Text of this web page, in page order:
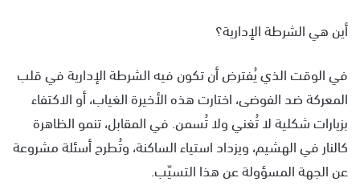
أين هي الشرطة الإدارية؟
في الوقت الذي يُفترض أن تكون فيه الشرطة الإدارية في قلب
المعركة ضد الفوضى، اختارت هذه الأخيرة الغياب، أو الاكتفاء
بزيارات شكلية لا تُغني ولا تُسمن. في المقابل، تنمو الظاهرة
كالنار في الهشيم، ويزداد استياء الساكنة، وتُطرح أسئلة مشروعة
عن الجهة المسؤولة عن هذا التسيّب.